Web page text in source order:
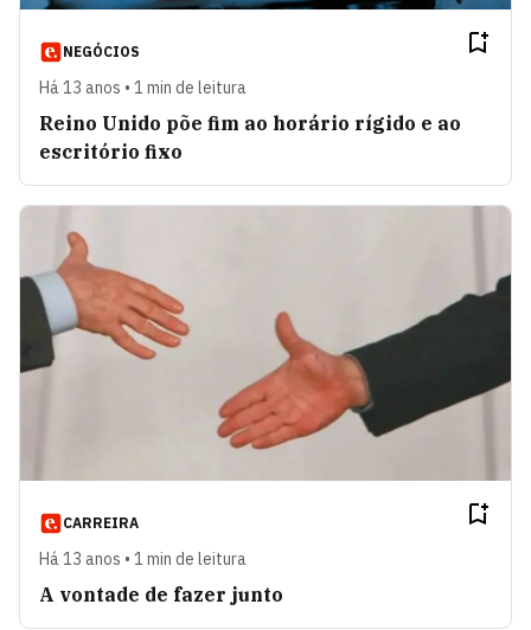
NEGÓCIOS
Há 13 anos • 1 min de leitura
Reino Unido põe fim ao horário rígido e ao
escritório fixo
CARREIRA
Há 13 anos • 1 min de leitura
A vontade de fazer junto